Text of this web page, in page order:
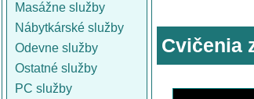
Masážne služby
Nábytkárské služby
Odevne služby
Ostatné služby
PC služby
Cvičenia